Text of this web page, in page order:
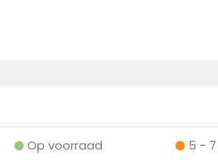
Op voorraad 5 - 7